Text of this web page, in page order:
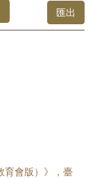
育會版）》，臺